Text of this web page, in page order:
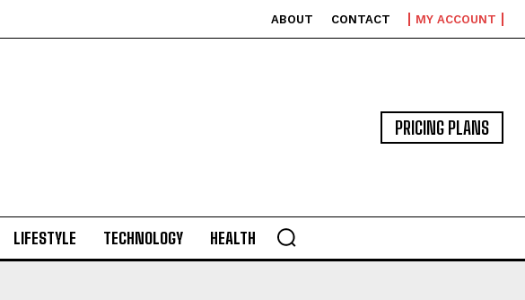
ABOUT CONTACT MY ACCOUNT
PRICING PLANS
LIFESTYLE TECHNOLOGY HEALTH